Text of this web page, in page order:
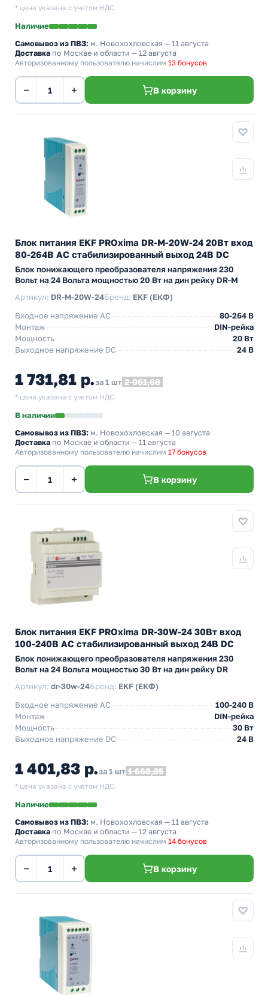
* цена указана с учетом НДС.
Наличие
Самовывоз из ПВЗ: м. Новохохловская — 11 августа
Доставка по Москве и области — 12 августа
Авторизованному пользователю начислим 13 бонусов
− + В корзину
Блок питания EKF PROxima DR-M-20W-24 20Вт вход
80-264В АС стабилизированный выход 24В DC
Блок понижающего преобразователя напряжения 230
Вольт на 24 Вольта мощностью 20 Вт на дин рейку DR-M
Артикул: DR-M-20W-24Бренд: EKF (ЕКФ)
Входное напряжение AC
80-264 В
Монтаж
DIN-рейка
Мощность
20 Вт
Выходное напряжение DC
24 В
1 731,81 р.за 1 шт 2 061,68
* цена указана с учетом НДС.
В наличии
Самовывоз из ПВЗ: м. Новохохловская — 10 августа
Доставка по Москве и области — 11 августа
Авторизованному пользователю начислим 17 бонусов
− + В корзину
Блок питания EKF PROxima DR-30W-24 30Вт вход
100-240В АС стабилизированный выход 24В DC
Блок понижающего преобразователя напряжения 230
Вольт на 24 Вольта мощностью 30 Вт на дин рейку DR
Артикул: dr-30w-24Бренд: EKF (ЕКФ)
Входное напряжение AC
100-240 В
Монтаж
DIN-рейка
Мощность
30 Вт
Выходное напряжение DC
24 В
1 401,83 р.за 1 шт 1 668,85
* цена указана с учетом НДС.
Наличие
Самовывоз из ПВЗ: м. Новохохловская — 11 августа
Доставка по Москве и области — 12 августа
Авторизованному пользователю начислим 14 бонусов
− + В корзину